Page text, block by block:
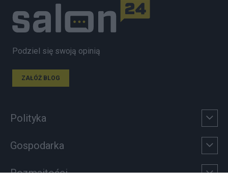
Podziel się swoją opinią
ZAŁÓŻ BLOG
Polityka
Gospodarka
Rozmaitości